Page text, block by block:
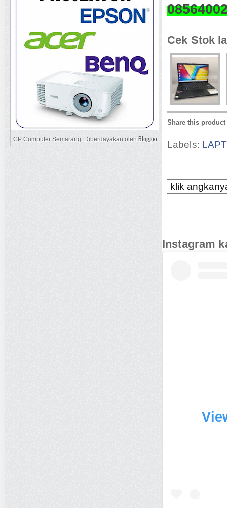
Cek Stok
Share this product
Labels:
klik
Instagram
CP Computer Semarang. Diberdayakan oleh Blogger.